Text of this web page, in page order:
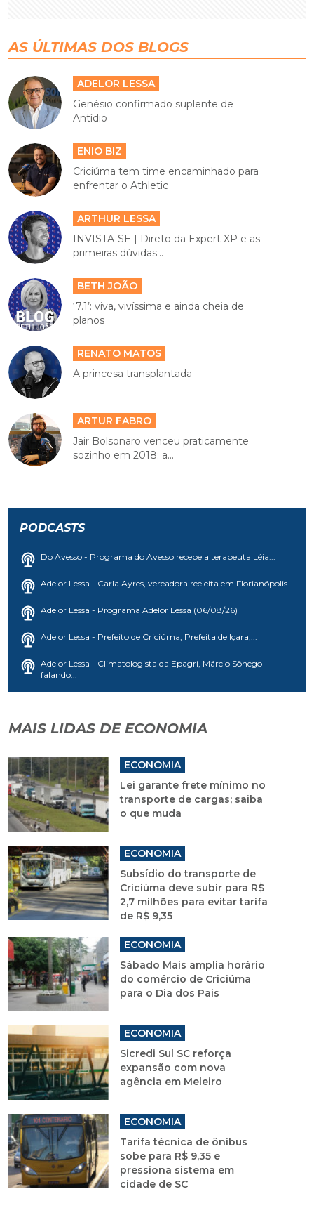
AS ÚLTIMAS DOS BLOGS
ADELOR LESSA
Genésio confirmado suplente de
Antídio
ENIO BIZ
Criciúma tem time encaminhado para
enfrentar o Athletic
ARTHUR LESSA
INVISTA-SE | Direto da Expert XP e as
primeiras dúvidas...
BETH JOÃO
‘7.1’: viva, vivíssima e ainda cheia de
planos
RENATO MATOS
A princesa transplantada
ARTUR FABRO
Jair Bolsonaro venceu praticamente
sozinho em 2018; a...
PODCASTS
Do Avesso - Programa do Avesso recebe a terapeuta Léia...
Adelor Lessa - Carla Ayres, vereadora reeleita em Florianópolis...
Adelor Lessa - Programa Adelor Lessa (06/08/26)
Adelor Lessa - Prefeito de Criciúma, Prefeita de Içara,...
Adelor Lessa - Climatologista da Epagri, Márcio Sônego
falando...
MAIS LIDAS DE ECONOMIA
ECONOMIA
Lei garante frete mínimo no
transporte de cargas; saiba
o que muda
ECONOMIA
Subsídio do transporte de
Criciúma deve subir para R$
2,7 milhões para evitar tarifa
de R$ 9,35
ECONOMIA
Sábado Mais amplia horário
do comércio de Criciúma
para o Dia dos Pais
ECONOMIA
Sicredi Sul SC reforça
expansão com nova
agência em Meleiro
ECONOMIA
Tarifa técnica de ônibus
sobe para R$ 9,35 e
pressiona sistema em
cidade de SC